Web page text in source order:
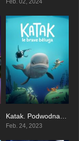
0
Katak. Podwodna przygoda
Feb. 24, 2023